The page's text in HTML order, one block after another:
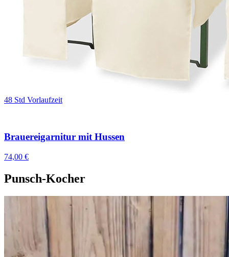
48 Std Vorlaufzeit
Brauereigarnitur mit Hussen
74,00 €
Punsch-Kocher